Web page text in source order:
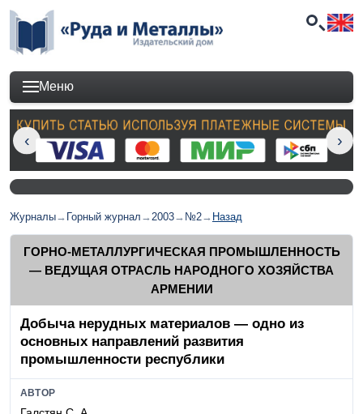
Меню
Журналы→ Горный журнал →2003→ №2→ Назад
ГОРНО-МЕТАЛЛУРГИЧЕСКАЯ ПРОМЫШЛЕННОСТЬ
— ВЕДУЩАЯ ОТРАСЛЬ НАРОДНОГО ХОЗЯЙСТВА
АРМЕНИИ
Добыча нерудных материалов — одно из
основных направлений развития
промышленности республики
АВТОР